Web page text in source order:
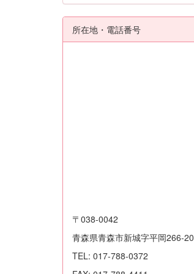
所在地・電話番号
〒038-0042
青森県青森市新城字平岡266-20
TEL: 017-788-0372